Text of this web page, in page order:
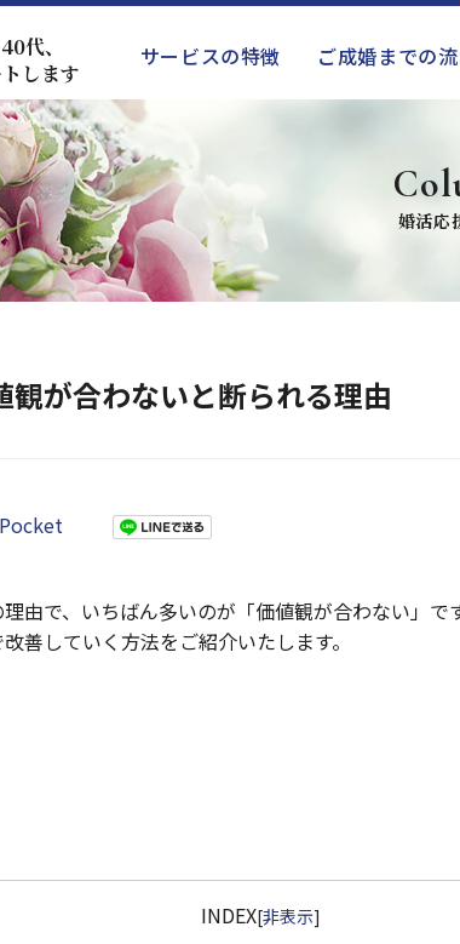
代、
します
サービスの特徴 ご成婚までの
婚活応
が合わないと断られる理由
Pocket
由で、いちばん多いのが「価値観が合わない」です
善していく方法をご紹介いたします。
INDEX[非表示]